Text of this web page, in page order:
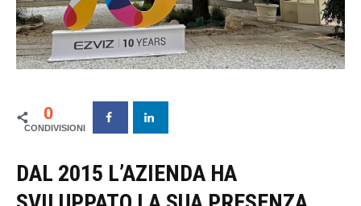
0
DAL 2015 L’AZIENDA HA